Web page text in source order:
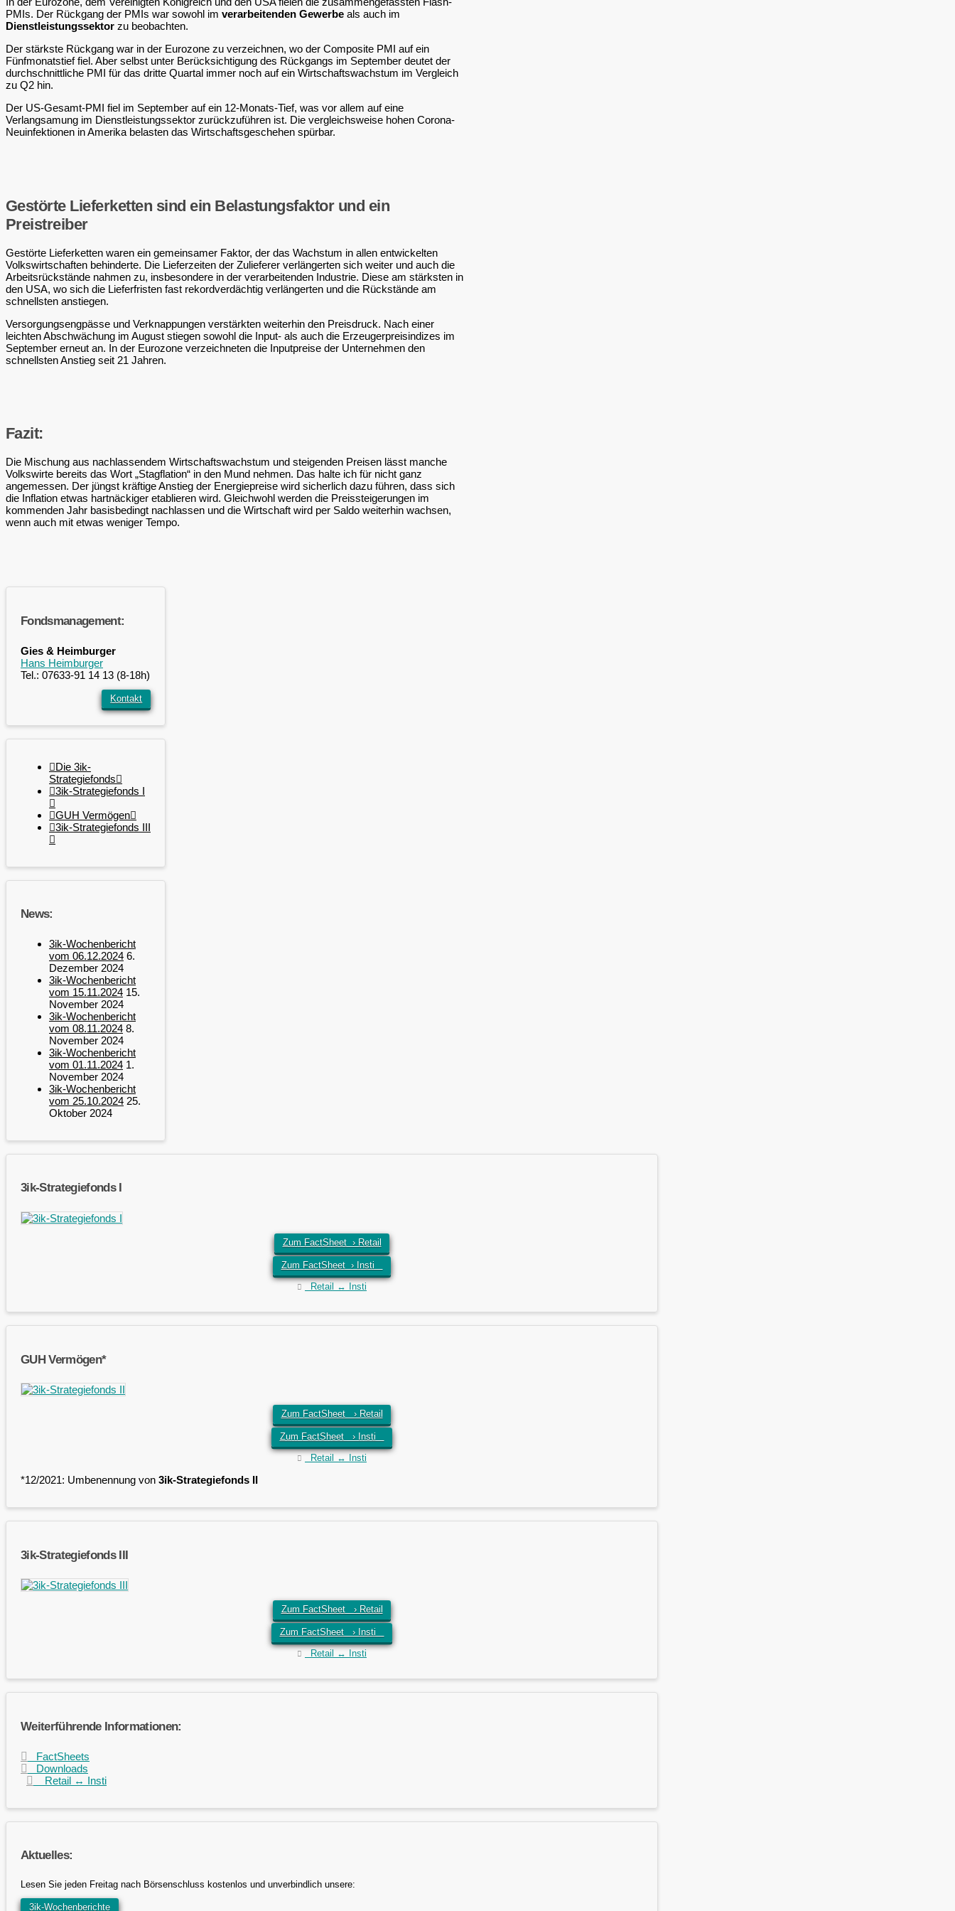
PMIs. Der Rückgang der PMIs war sowohl im verarbeitenden Gewerbe als auch im
Dienstleistungssektor zu beobachten.
Der stärkste Rückgang war in der Eurozone zu verzeichnen, wo der Composite PMI auf ein
Fünfmonatstief fiel. Aber selbst unter Berücksichtigung des Rückgangs im September deutet der
durchschnittliche PMI für das dritte Quartal immer noch auf ein Wirtschaftswachstum im Vergleich
zu Q2 hin.
Der US-Gesamt-PMI fiel im September auf ein 12-Monats-Tief, was vor allem auf eine
Verlangsamung im Dienstleistungssektor zurückzuführen ist. Die vergleichsweise hohen Corona-
Neuinfektionen in Amerika belasten das Wirtschaftsgeschehen spürbar.
Gestörte Lieferketten sind ein Belastungsfaktor und ein
Preistreiber
Gestörte Lieferketten waren ein gemeinsamer Faktor, der das Wachstum in allen entwickelten
Volkswirtschaften behinderte. Die Lieferzeiten der Zulieferer verlängerten sich weiter und auch die
Arbeitsrückstände nahmen zu, insbesondere in der verarbeitenden Industrie. Diese am stärksten in
den USA, wo sich die Lieferfristen fast rekordverdächtig verlängerten und die Rückstände am
schnellsten anstiegen.
Versorgungsengpässe und Verknappungen verstärkten weiterhin den Preisdruck. Nach einer
leichten Abschwächung im August stiegen sowohl die Input- als auch die Erzeugerpreisindizes im
September erneut an. In der Eurozone verzeichneten die Inputpreise der Unternehmen den
schnellsten Anstieg seit 21 Jahren.
Fazit:
Die Mischung aus nachlassendem Wirtschaftswachstum und steigenden Preisen lässt manche
Volkswirte bereits das Wort „Stagflation“ in den Mund nehmen. Das halte ich für nicht ganz
angemessen. Der jüngst kräftige Anstieg der Energiepreise wird sicherlich dazu führen, dass sich
die Inflation etwas hartnäckiger etablieren wird. Gleichwohl werden die Preissteigerungen im
kommenden Jahr basisbedingt nachlassen und die Wirtschaft wird per Saldo weiterhin wachsen,
wenn auch mit etwas weniger Tempo.
Fondsmanagement:
Gies & Heimburger
Hans Heimburger
Tel.: 07633-91 14 13 (8-18h)
Kontakt
Die 3ik-
Strategiefonds
3ik-Strategiefonds I
GUH Vermögen
3ik-Strategiefonds III
News:
3ik-Wochenbericht
vom 06.12.2024 6.
Dezember 2024
3ik-Wochenbericht
vom 15.11.2024 15.
November 2024
3ik-Wochenbericht
vom 08.11.2024 8.
November 2024
3ik-Wochenbericht
vom 01.11.2024 1.
November 2024
3ik-Wochenbericht
vom 25.10.2024 25.
Oktober 2024
3ik-Strategiefonds I
Zum FactSheet › Retail
Zum FactSheet › Insti
Retail ↔ Insti
GUH Vermögen*
Zum FactSheet › Retail
Zum FactSheet › Insti
Retail ↔ Insti
*12/2021: Umbenennung von 3ik-Strategiefonds II
3ik-Strategiefonds III
Zum FactSheet › Retail
Zum FactSheet › Insti
Retail ↔ Insti
Weiterführende Informationen:
FactSheets
Downloads
Retail ↔ Insti
Aktuelles:
Lesen Sie jeden Freitag nach Börsenschluss kostenlos und unverbindlich unsere:
3ik-Wochenberichte